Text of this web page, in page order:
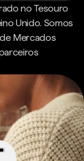
no Tesouro
Unido. Somos
Mercados